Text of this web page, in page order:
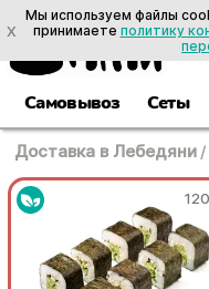
Самовывоз Сеты
Доставка в Лебедяни /
X
Мы используем файлы
принимаете политику